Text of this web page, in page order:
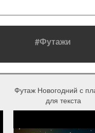
#Футажи
Футаж Новогодний с
для текста